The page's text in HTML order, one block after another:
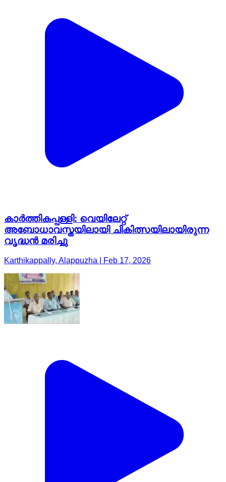
കാർത്തികപ്പള്ളി: വെയിലേറ്റ്
അബോധാവസ്തയിലായി ചികിത്സയിലായിരുന്ന
വൃദ്ധൻ മരിച്ചു
Karthikappally, Alappuzha | Feb 17, 2026